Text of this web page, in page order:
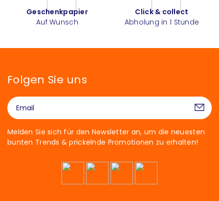
Geschenkpapier
Auf Wunsch
Click & collect
Abholung in 1 Stunde
Folgen Sie uns
Melden Sie sich für den Newsletter an, um die neuesten
bunten Trends & prickelnde Promotionen zu erhalten!